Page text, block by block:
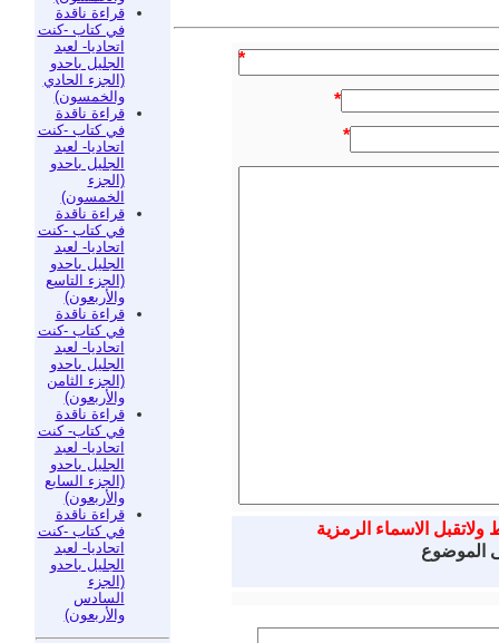
قراءة ناقدة
في كتاب -كنت
اتحاديا- لعبد
الجليل باحدو
(الجزء الحادي
والخمسون)
قراءة ناقدة
في كتاب -كنت
اتحاديا- لعبد
الجليل باحدو
(الجزء
الخمسون)
قراءة ناقدة
في كتاب -كنت
اتحاديا- لعبد
الجليل باحدو
(الجزء التاسع
والأربعون)
قراءة ناقدة
في كتاب -كنت
اتحاديا- لعبد
الجليل باحدو
(الجزء الثامن
والأربعون)
قراءة ناقدة
في كتاب- كنت
اتحاديا- لعبد
الجليل باحدو
(الجزء السابع
والأربعون)
قراءة ناقدة
في كتاب -كنت
اتحاديا- لعبد
الجليل باحدو
(الجزء
السادس
والأربعون)
*
*
*
الاسماء الرمزية
الموضوع